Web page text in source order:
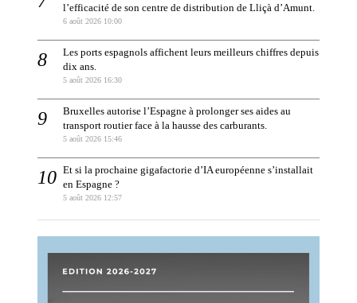
l’efficacité de son centre de distribution de Lliçà d’Amunt.
6 août 2026 10:00
Les ports espagnols affichent leurs meilleurs chiffres depuis
dix ans.
5 août 2026 16:30
Bruxelles autorise l’Espagne à prolonger ses aides au
transport routier face à la hausse des carburants.
5 août 2026 15:46
Et si la prochaine gigafactorie d’IA européenne s’installait
en Espagne ?
5 août 2026 12:57